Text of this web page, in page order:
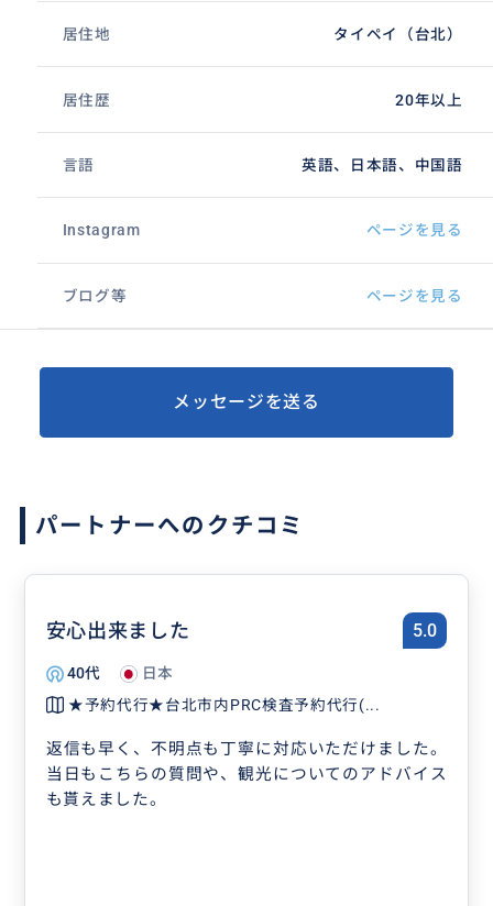
居住地 タイペイ（台北）
居住歴 20年以上
言語 英語、日本語、中国語
Instagram ページを見る
ブログ等 ページを見る
メッセージを送る
パートナーへのクチコミ
安心出来ました 5.0
40代
日本
★予約代行★台北市内PRC検査予約代行(...
返信も早く、不明点も丁寧に対応いただけました。
当日もこちらの質問や、観光についてのアドバイス
も貰えました。